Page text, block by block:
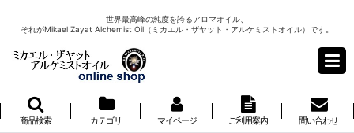
世界最高峰の純度を誇るアロマオイル、
それがMikael Zayat Alchemist Oil（ミカエル・ザヤット・アルケミストオイル）です。
商品検索 カテゴリ マイページ ご利用案内 問い合わせ